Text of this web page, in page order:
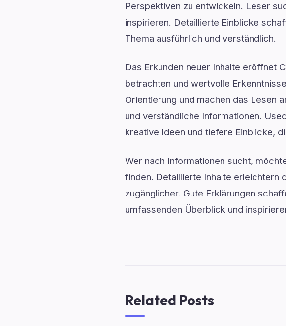
Perspektiven zu entwickeln. Leser
inspirieren. Detaillierte Einblicke
Thema ausführlich und verständlich.
Das Erkunden neuer Inhalte eröffnet
betrachten und wertvolle
Orientierung und machen das Lesen
und verständliche Informationen.
kreative Ideen und tiefere Einblicke,
Wer nach Informationen sucht,
finden. Detaillierte Inhalte erleichtern
zugänglicher. Gute Erklärungen
umfassenden Überblick und
Related Posts